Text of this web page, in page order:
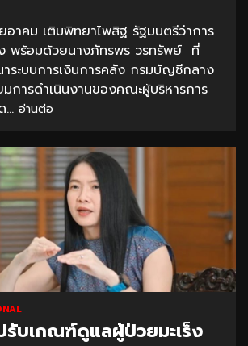
อาคม เติมพิทยาไพสิฐ รัฐมนตรีว่าการ
ง พร้อมด้วยนางภัทรพร วรทรัพย์ ที่
ระบบการเงินการคลัง กรมบัญชีกลาง
การดำเนินงานของคณะผู้บริหารการ
อ่านต่อ
บเกณฑ์ดูแลผู้ป่วยมะเร็ง